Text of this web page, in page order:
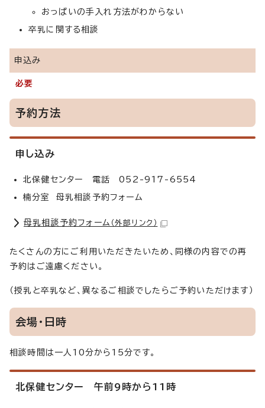
おっぱいの手入れ方法がわからない
卒乳に関する相談
申込み
必要
予約方法
申し込み
北保健センター 電話 052-917-6554
楠分室 母乳相談予約フォーム
母乳相談予約フォーム （外部リンク）
たくさんの方にご利用いただきたいため、同様の内容での再
予約はご遠慮ください。
（授乳と卒乳など、異なるご相談でしたらご予約いただけます）
会場・日時
相談時間は一人10分から15分です。
北保健センター 午前9時から11時